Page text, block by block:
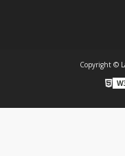
Copyright ©